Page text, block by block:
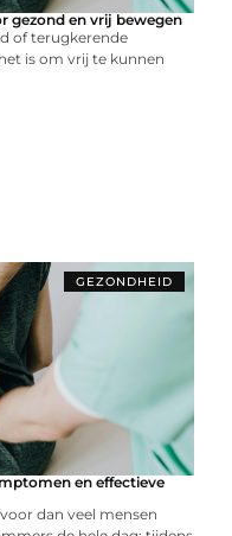
gezond en vrij bewegen
of terugkerende
is om vrij te kunnen
GEZONDHEID
en effectieve
dan veel mensen